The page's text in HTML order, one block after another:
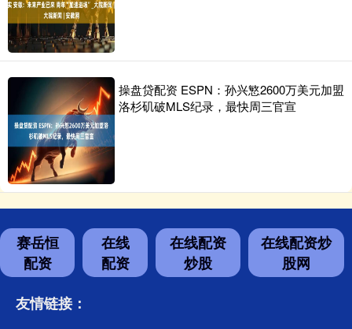
操盘贷配资 ESPN：孙兴慜2600万美元加盟
洛杉矶破MLS纪录，最快周三官宣
赛岳恒
配资
在线
配资
在线配资
炒股
在线配资炒
股网
友情链接：